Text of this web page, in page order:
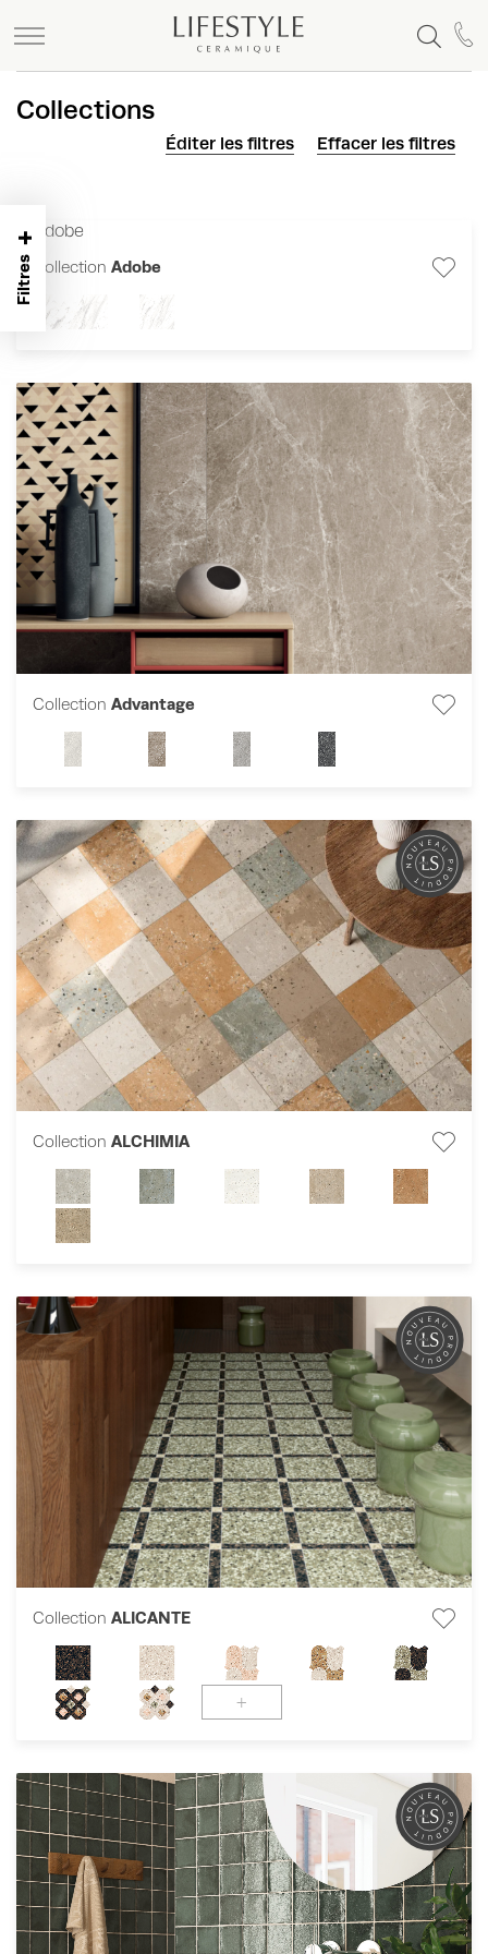
Collections
Éditer les filtres Effacer les filtres
Collection Adobe
Collection Advantage
Collection ALCHIMIA
Collection ALICANTE
+
Filtres
+